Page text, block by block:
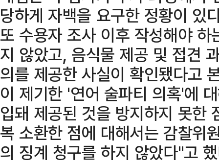
당하게 자백을 요구한 정황이 있
또 수용자 조사 이후 작성해야
지 않았고, 음식물 제공 및 접견
의를 제공한 사실이 확인됐다고
이 제기한 '연어 술파티 의혹'에
입돼 제공된 것을 방지하지 못한
복 소환한 점에 대해서는 감찰위
의 징계 청구를 하지 않았다"고